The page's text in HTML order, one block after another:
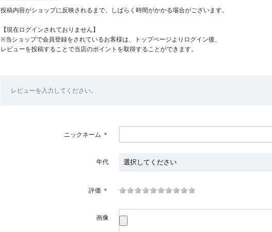
投稿内容がショップに反映されるまで、しばらく時間がかかる場合がございます。
【現在ログインされておりません】
※当ショップで会員登録をされているお客様は、トップページよりログイン後、
レビューを投稿することで当店のポイントを取得することができます。
レビューを入力してください。
ニックネーム ＊
年代
評価 ＊
画像